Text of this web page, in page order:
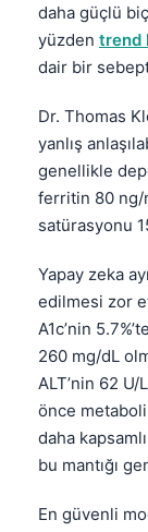
daha güçlü
yüzden trend
dair bir
Dr. Thomas
yanlış
genellikle
ferritin 80 ng/
satürasyonu
Yapay zeka
edilmesi zor
A1c’nin
260 mg/dL
ALT’nin 62
önce
daha
bu mantığı
En güvenli